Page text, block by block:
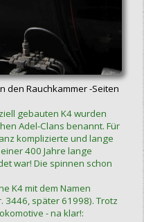
den Rauchkammer -Seiten
gebauten K4 wurden
Adel-Clans benannt. Für
komplizierte und lange
400 Jahre lange
war! Die spinnen schon
K4 mit dem Namen
3446, später 61998). Trotz
- na klar!: